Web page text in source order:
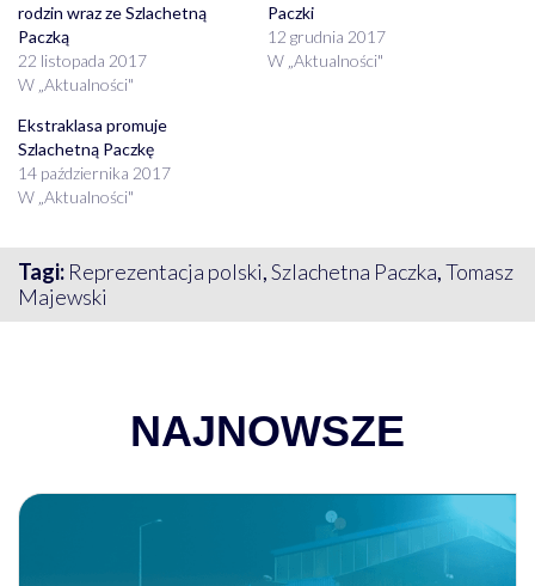
rodzin wraz ze Szlachetną
Paczką
22 listopada 2017
W „Aktualności"
Paczki
12 grudnia 2017
W „Aktualności"
Ekstraklasa promuje
Szlachetną Paczkę
14 października 2017
W „Aktualności"
Tagi: Reprezentacja polski,Szlachetna Paczka,Tomasz
Majewski
NAJNOWSZE